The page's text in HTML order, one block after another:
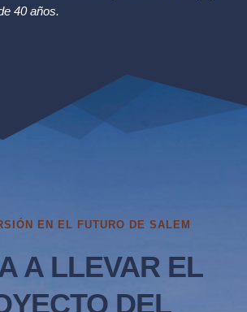
40 años.
EN EL FUTURO DE SALEM
A LLEVAR EL
DEL